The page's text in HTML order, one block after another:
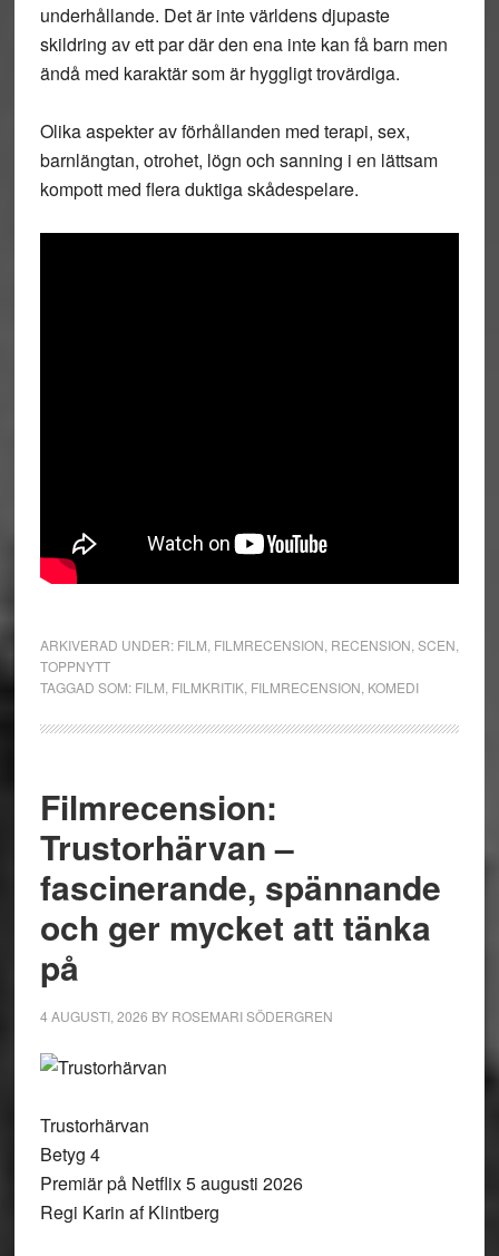
underhållande. Det är inte världens djupaste
skildring av ett par där den ena inte kan få barn men
ändå med karaktär som är hyggligt trovärdiga.
Olika aspekter av förhållanden med terapi, sex,
barnlängtan, otrohet, lögn och sanning i en lättsam
kompott med flera duktiga skådespelare.
ARKIVERAD UNDER: FILM FILMRECENSION RECENSION SCEN
TOPPNYTT
TAGGAD SOM: FILM FILMKRITIK, FILMRECENSION KOMEDI
Filmrecension:
Trustorhärvan –
fascinerande, spännande
och ger mycket att tänka
på
4 AUGUSTI, 2026 BY ROSEMARI SÖDERGREN
Trustorhärvan
Betyg 4
Premiär på Netflix 5 augusti 2026
Regi Karin af Klintberg